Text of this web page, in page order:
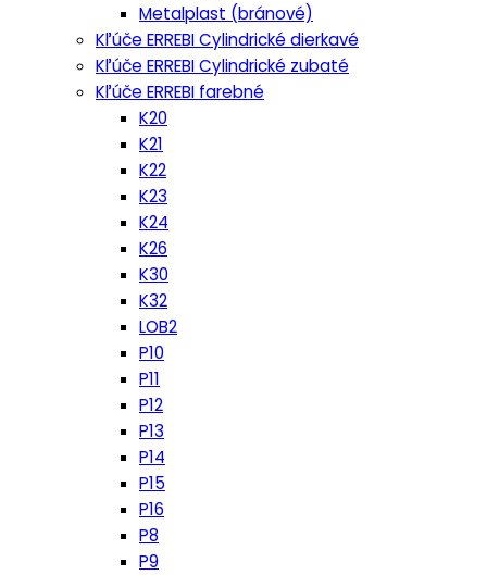
Metalplast (bránové)
Kľúče ERREBI Cylindrické dierkavé
Kľúče ERREBI Cylindrické zubaté
Kľúče ERREBI farebné
K20
K21
K22
K23
K24
K26
K30
K32
LOB2
P10
P11
P12
P13
P14
P15
P16
P8
P9